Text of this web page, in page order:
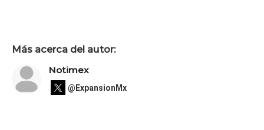
Más acerca del autor:
Notimex
@ExpansionMx